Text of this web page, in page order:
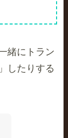
緒にトラン
したりする